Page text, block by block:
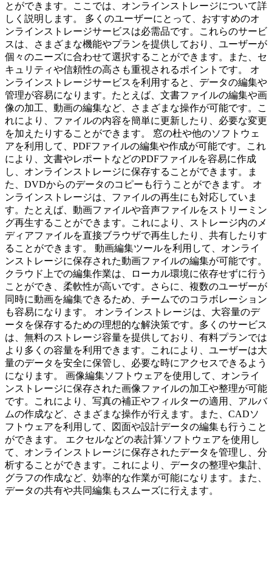
とができます。ここでは、オンラインストレージについて詳
しく説明します。 多くのユーザーにとって、おすすめのオ
ンラインストレージサービスは必需品です。これらのサービ
スは、さまざまな機能やプランを提供しており、ユーザーが
個々のニーズに合わせて選択することができます。また、セ
キュリティや信頼性の高さも重視されるポイントです。 オ
ンラインストレージサービスを利用すると、データの編集や
管理が容易になります。たとえば、文書ファイルの編集や画
像の加工、動画の編集など、さまざまな操作が可能です。こ
れにより、ファイルの内容を簡単に更新したり、必要な変更
を加えたりすることができます。 窓の杜や他のソフトウェ
アを利用して、PDFファイルの編集や作成が可能です。これ
により、文書やレポートなどのPDFファイルを容易に作成
し、オンラインストレージに保存することができます。ま
た、DVDからのデータのコピーも行うことができます。 オ
ンラインストレージは、ファイルの再生にも対応していま
す。たとえば、動画ファイルや音声ファイルをストリーミン
グ再生することができます。これにより、ストレージ内のメ
ディアファイルを直接ブラウザで再生したり、共有したりす
ることができます。 動画編集ツールを利用して、オンライ
ンストレージに保存された動画ファイルの編集が可能です。
クラウド上での編集作業は、ローカル環境に依存せずに行う
ことができ、柔軟性が高いです。さらに、複数のユーザーが
同時に動画を編集できるため、チームでのコラボレーション
も容易になります。 オンラインストレージは、大容量のデ
ータを保存するための理想的な解決策です。多くのサービス
は、無料のストレージ容量を提供しており、有料プランでは
より多くの容量を利用できます。これにより、ユーザーは大
量のデータを安全に保管し、必要な時にアクセスできるよう
になります。 画像編集ソフトウェアを使用して、オンライ
ンストレージに保存された画像ファイルの加工や整理が可能
です。これにより、写真の補正やフィルターの適用、アルバ
ムの作成など、さまざまな操作が行えます。また、CADソ
フトウェアを利用して、図面や設計データの編集も行うこと
ができます。 エクセルなどの表計算ソフトウェアを使用し
て、オンラインストレージに保存されたデータを管理し、分
析することができます。これにより、データの整理や集計、
グラフの作成など、効率的な作業が可能になります。また、
データの共有や共同編集もスムーズに行えます。